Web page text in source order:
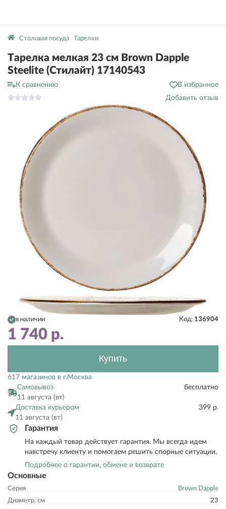
Столовая посуда Тарелки
Тарелка мелкая 23 см Brown Dapple
Steelite (Стилайт) 17140543
К сравнению
В избранное
Добавить отзыв
Основные
Серия
Brown Dapple
Диаметр, см
23
в наличии Код: 136904
1 740 р.
Купить
617 магазинов в г.Москва
Самовывоз
11 августа (вт)
бесплатно
Доставка курьером
11 августа (вт)
399 р.
Гарантия
На каждый товар действует гарантия. Мы всегда идем
навстречу клиенту и помогаем решить спорные ситуации.
Подробнее о гарантии, обмене и возврате